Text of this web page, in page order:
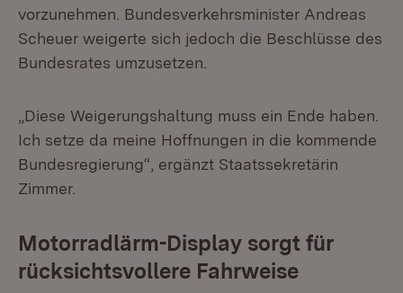
vorzunehmen. Bundesverkehrsminister Andreas
Scheuer weigerte sich jedoch die Beschlüsse des
Bundesrates umzusetzen.
„Diese Weigerungshaltung muss ein Ende haben.
Ich setze da meine Hoffnungen in die kommende
Bundesregierung“, ergänzt Staatssekretärin
Zimmer.
Motorradlärm-Display sorgt für
rücksichtsvollere Fahrweise